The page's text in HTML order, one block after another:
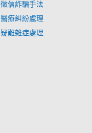
徵信詐騙手法
醫療糾紛處理
疑難雜症處理